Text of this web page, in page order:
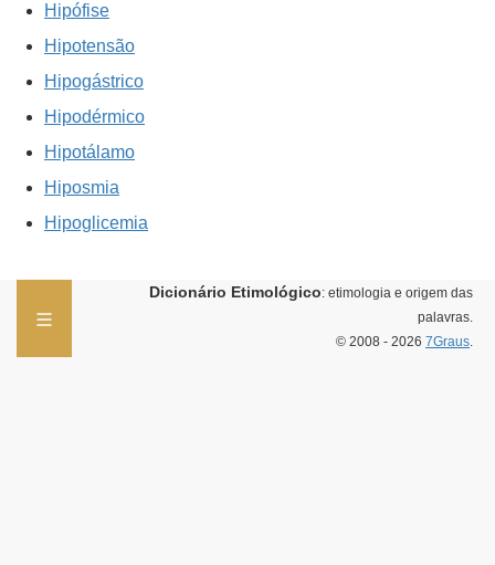
Hipófise
Hipotensão
Hipogástrico
Hipodérmico
Hipotálamo
Hiposmia
Hipoglicemia
Dicionário Etimológico: etimologia e origem das
palavras.
© 2008 - 2026 7Graus.